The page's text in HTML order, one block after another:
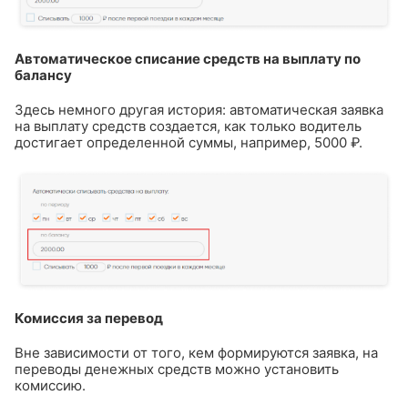
Автоматическое списание средств на выплату по
балансу
Здесь немного другая история: автоматическая заявка
на выплату средств создается, как только водитель
достигает определенной суммы, например, 5000 ₽.
Комиссия за перевод
Вне зависимости от того, кем формируются заявка, на
переводы денежных средств можно установить
комиссию.